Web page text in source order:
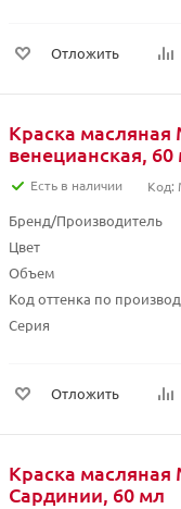
Отложить
Краска масляная
венецианская, 60
Есть в наличии Код:
Бренд/Производитель
Цвет
Объем
Код оттенка по
Серия
Отложить
Краска масляная
Сардинии, 60 мл